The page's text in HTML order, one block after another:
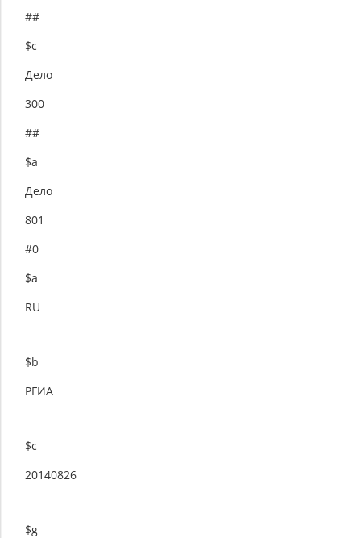
##
$c
Дело
300
##
$a
Дело
801
#0
$a
RU
$b
РГИА
$c
20140826
$g